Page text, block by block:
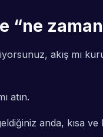
“ne
akış mı
atın.
anda, kısa